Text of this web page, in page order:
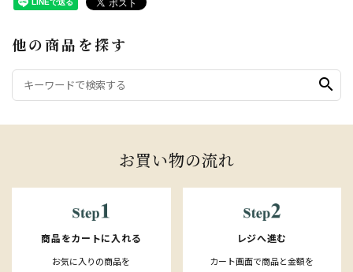
他の商品を探す
search
お買い物の流れ
商品をカートに入れる
お気に入りの商品を
レジへ進む
カート画面で商品と金額を